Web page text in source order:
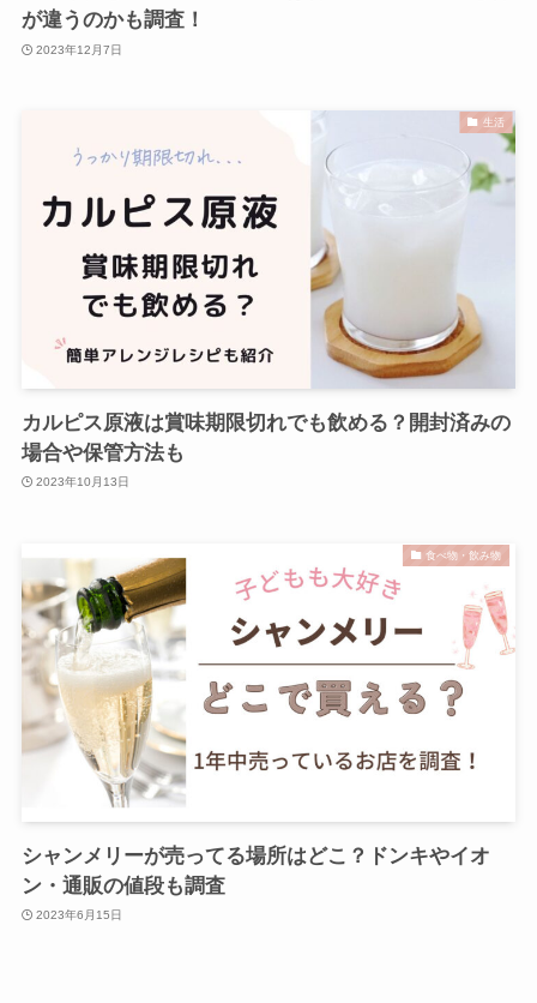
が違うのかも調査！
2023年12月7日
生活
カルピス原液は賞味期限切れでも飲める？開封済みの
場合や保管方法も
2023年10月13日
食べ物・飲み物
シャンメリーが売ってる場所はどこ？ドンキやイオ
ン・通販の値段も調査
2023年6月15日